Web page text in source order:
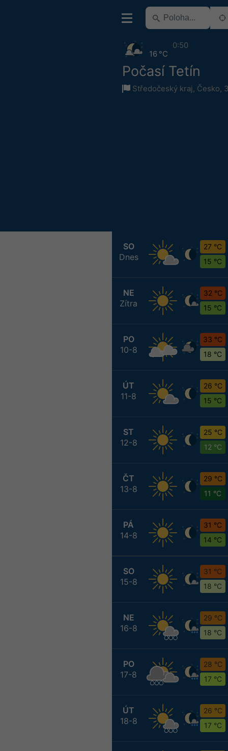
Počasí Tetín
Středočeský kraj, Česko,
16 °C
0:50
SO
Dnes
27 °C
15 °C
NE
Zítra
32 °C
15 °C
PO
10-8
33 °C
18 °C
ÚT
11-8
26 °C
15 °C
ST
12-8
25 °C
12 °C
ČT
13-8
29 °C
11 °C
PÁ
14-8
31 °C
14 °C
SO
15-8
31 °C
18 °C
NE
16-8
29 °C
18 °C
PO
17-8
28 °C
17 °C
ÚT
18-8
26 °C
17 °C